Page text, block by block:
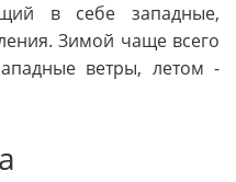
в себе западные,
Зимой чаще всего
ветры, летом -